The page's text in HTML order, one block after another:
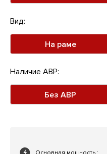
Вид:
На раме
Наличие АВР:
Без АВР